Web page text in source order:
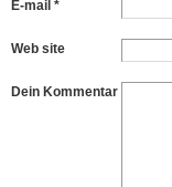
E-mail *
Web site
Dein Kommentar